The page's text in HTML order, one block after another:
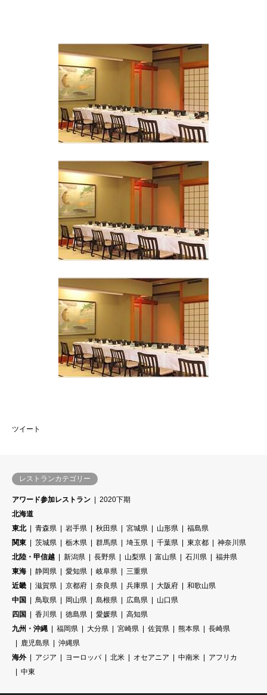
ツイート
レストランカテゴリー
アワード参加レストラン
2020下期
北海道
東北
青森県 岩手県 秋田県 宮城県 山形県
福島県
関東
茨城県 栃木県 群馬県 埼玉県 千葉県 東京都
神奈川県
北陸・甲信越
新潟県 長野県 山梨県 富山県 石川県
福井県
東海
静岡県 愛知県 岐阜県
三重県
近畿
滋賀県 京都府 奈良県 兵庫県 大阪府
和歌山県
中国
鳥取県 岡山県 島根県 広島県
山口県
四国
香川県 徳島県 愛媛県
高知県
九州・沖縄
福岡県 大分県 宮崎県 佐賀県 熊本県
長崎県
鹿児島県
沖縄県
海外
アジア ヨーロッパ 北米 オセアニア 中南米
アフリカ
中東